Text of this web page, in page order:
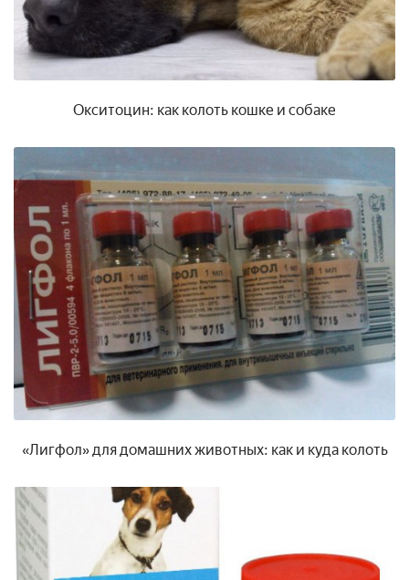
Окситоцин: как колоть кошке и собаке
«Лигфол» для домашних животных: как и куда колоть